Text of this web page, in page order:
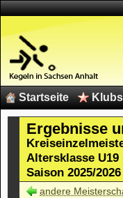
Startseite
Ergebnisse
Altersklasse U19
Saison 2025/2026
andere